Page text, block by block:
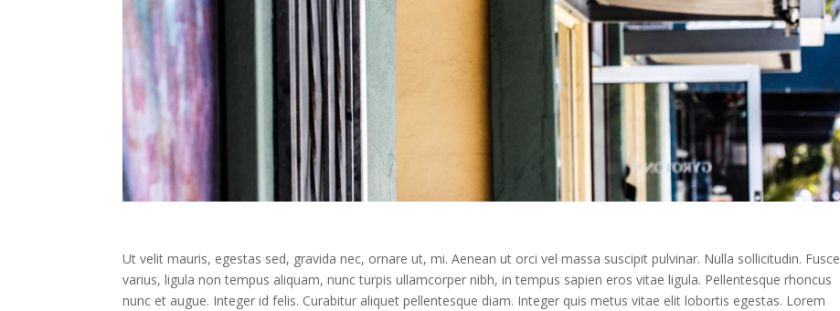
Ut velit mauris, egestas sed, gravida nec, ornare ut, mi. Aenean ut orci vel massa suscipit pulvinar. Nulla sollicitudin. Fusce
varius, ligula non tempus aliquam, nunc turpis ullamcorper nibh, in tempus sapien eros vitae ligula. Pellentesque rhoncus
nunc et augue. Integer id felis. Curabitur aliquet pellentesque diam. Integer quis metus vitae elit lobortis egestas. Lorem